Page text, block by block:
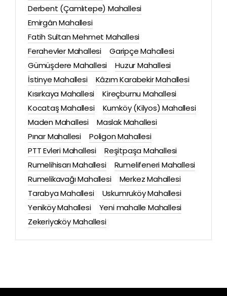
Derbent (Çamlıtepe) Mahallesi
Emirgân Mahallesi
Fatih Sultan Mehmet Mahallesi
Ferahevler Mahallesi
Garipçe Mahallesi
Gümüşdere Mahallesi
Huzur Mahallesi
İstinye Mahallesi
Kâzım Karabekir Mahallesi
Kısırkaya Mahallesi
Kireçburnu Mahallesi
Kocataş Mahallesi
Kumköy (Kilyos) Mahallesi
Maden Mahallesi
Maslak Mahallesi
Pınar Mahallesi
Poligon Mahallesi
PTT Evleri Mahallesi
Reşitpaşa Mahallesi
Rumelihisarı Mahallesi
Rumelifeneri Mahallesi
Rumelikavağı Mahallesi
Merkez Mahallesi
Tarabya Mahallesi
Uskumruköy Mahallesi
Yeniköy Mahallesi
Yeni mahalle Mahallesi
Zekeriyaköy Mahallesi